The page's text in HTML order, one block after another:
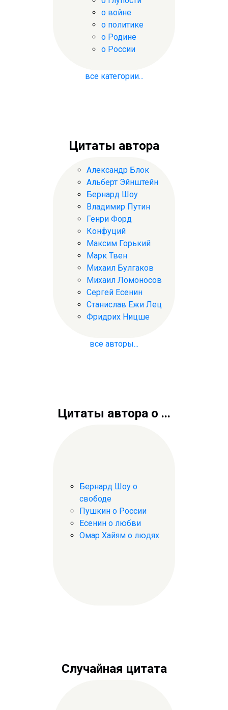
о войне
о политике
о Родине
о России
все категории...
Цитаты автора
Александр Блок
Альберт Эйнштейн
Бернард Шоу
Владимир Путин
Генри Форд
Конфуций
Максим Горький
Марк Твен
Михаил Булгаков
Михаил Ломоносов
Сергей Есенин
Станислав Ежи Лец
Фридрих Ницше
все авторы...
Цитаты автора о ...
Бернард Шоу о
свободе
Пушкин о России
Есенин о любви
Омар Хайям о людях
Случайная цитата